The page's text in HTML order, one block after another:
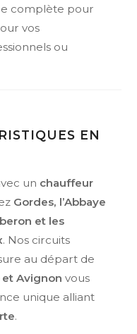
complète pour
vos
ou
EN
un chauffeur
Gordes, l’Abbaye
et les
. Nos circuits
au départ de
et Avignon vous
unique alliant
.